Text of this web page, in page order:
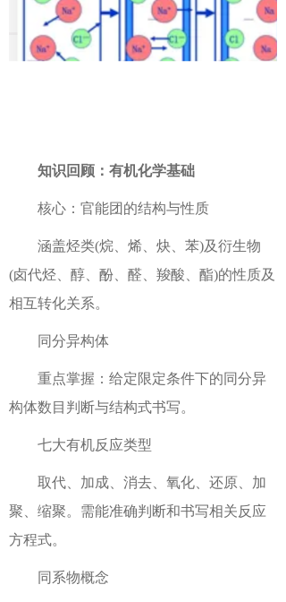
知识回顾：有机化学基础
核心：官能团的结构与性质
涵盖烃类(烷、烯、炔、苯)及衍生物
(卤代烃、醇、酚、醛、羧酸、酯)的性质及
相互转化关系。
同分异构体
重点掌握：给定限定条件下的同分异
构体数目判断与结构式书写。
七大有机反应类型
取代、加成、消去、氧化、还原、加
聚、缩聚。需能准确判断和书写相关反应
方程式。
同系物概念